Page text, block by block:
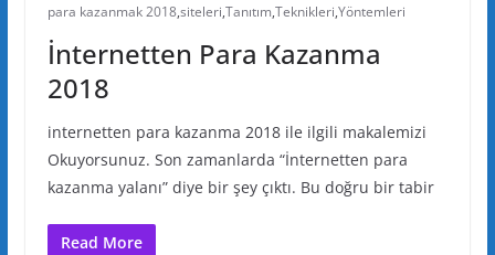
para kazanmak 2018,siteleri,Tanıtım,Teknikleri,Yöntemleri
İnternetten Para Kazanma
2018
internetten para kazanma 2018 ile ilgili makalemizi
Okuyorsunuz. Son zamanlarda “İnternetten para
kazanma yalanı” diye bir şey çıktı. Bu doğru bir tabir
Read More